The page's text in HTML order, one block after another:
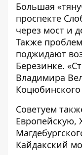
Большая
проспекте
через мост и
Также
поджидают
Березинке.
Владимира
Советуем
Европейскую,
Кайдакский